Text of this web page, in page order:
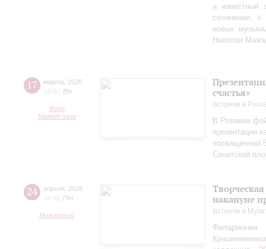
и известный
сочинении,
новых
Николая
17 марта
2026
18:00
Вт
Фойе
Малого зала
счастья»
Встречи в
В Розовом
презентация
посвящённой
Сенатской
24 апреля 2026
18:30
Пт
Музиторий
накануне
Встречи в